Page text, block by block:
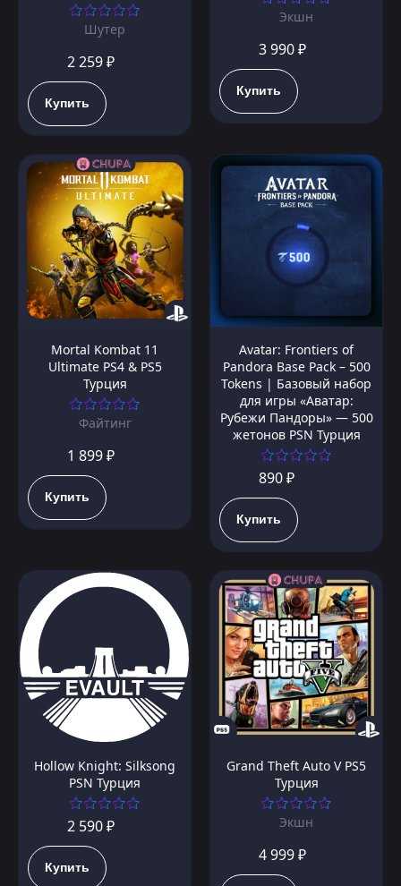
Шутер
2 259 ₽
Купить
Экшн
3 990 ₽
Купить
Mortal Kombat 11
Ultimate PS4 & PS5
Турция
Файтинг
1 899 ₽
Купить
Avatar: Frontiers of
Pandora Base Pack – 500
Tokens | Базовый набор
для игры «Аватар:
Рубежи Пандоры» — 500
жетонов PSN Турция
890 ₽
Купить
Hollow Knight: Silksong
PSN Турция
2 590 ₽
Купить
Grand Theft Auto V PS5
Турция
Экшн
4 999 ₽